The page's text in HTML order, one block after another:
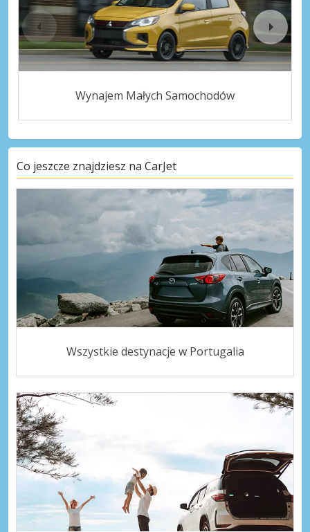
Wynajem Małych Samochodów
Co jeszcze znajdziesz na CarJet
Wszystkie destynacje w Portugalia